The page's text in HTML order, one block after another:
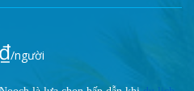
₫Giá
hiện
/người